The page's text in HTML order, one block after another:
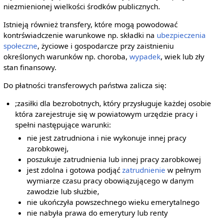
niezmienionej wielkości środków publicznych.
Istnieją również transfery, które mogą powodować
kontrświadczenie warunkowe np. składki na ubezpieczenia
społeczne, życiowe i gospodarcze przy zaistnieniu
określonych warunków np. choroba, wypadek, wiek lub zły
stan finansowy.
Do płatności transferowych państwa zalicza się:
;zasiłki dla bezrobotnych, który przysługuje każdej osobie
która zarejestruje się w powiatowym urzędzie pracy i
spełni następujące warunki:
nie jest zatrudniona i nie wykonuje innej pracy
zarobkowej,
poszukuje zatrudnienia lub innej pracy zarobkowej
jest zdolna i gotowa podjąćzatrudnienie w pełnym
wymiarze czasu pracy obowiązującego w danym
zawodzie lub służbie,
nie ukończyła powszechnego wieku emerytalnego
nie nabyła prawa do emerytury lub renty